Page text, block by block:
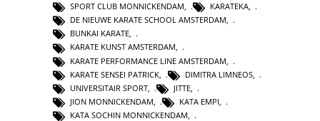
SPORT CLUB MONNICKENDAM, KARATEKA,
DE NIEUWE KARATE SCHOOL AMSTERDAM,
BUNKAI KARATE,
KARATE KUNST AMSTERDAM,
KARATE PERFORMANCE LINE AMSTERDAM
KARATE SENSEI PATRICK
DIMITRA LIMNEOS
UNIVERSITAIR SPORT
JITTE
JION MONNICKENDAM
KATA EMPI
KATA SOCHIN MONNICKENDAM